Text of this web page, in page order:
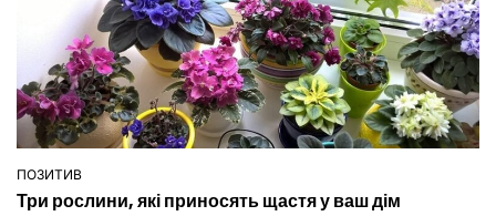
ОПУБЛІКУВАТИ
ПОЗИТИВ
Три рослини, які приносять щастя у ваш дім